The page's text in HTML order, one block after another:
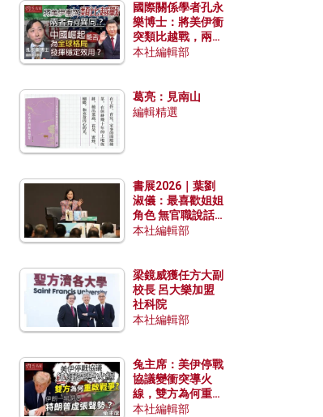
國際關係學者孔永
樂博士：將美伊衝
突類比越戰，兩者
有何異同？中國崛
本社編輯部
葛亮：見南山
編輯精選
書展2026｜葉劉
淑儀：最喜歡姐姐
角色 無官職說話
包袱少
本社編輯部
梁鏡威獲任方大副
校長 呂大樂加盟
社科院
本社編輯部
兔主席：美伊停戰
協議變衝突導火
線，雙方為何重啟
戰爭？伊朗一早洞
本社編輯部